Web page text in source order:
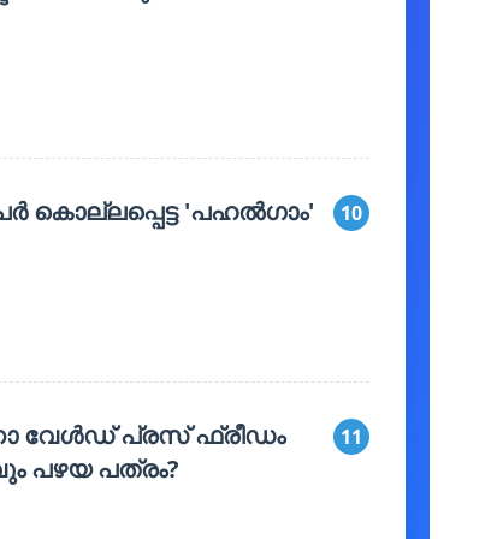
10
കൊല്ലപ്പെട്ട 'പഹൽഗാം'
11
വേൾഡ് പ്രസ് ഫ്രീഡം
പഴയ പത്രം?